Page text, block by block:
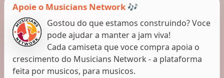
Apoie o Musicians Network 🎶
Gostou do que estamos construindo? Voce
pode ajudar a manter a jam viva!
Cada camiseta que voce compra apoia o
crescimento do Musicians Network - a plataforma
feita por musicos, para musicos.